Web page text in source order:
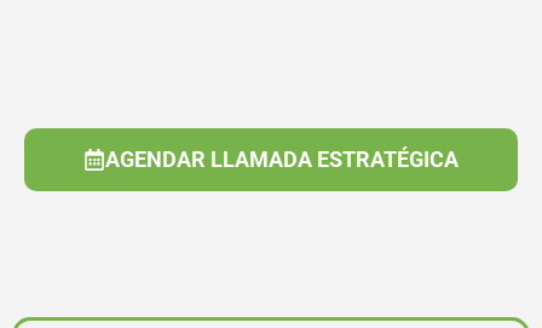
AGENDAR LLAMADA ESTRATÉGICA